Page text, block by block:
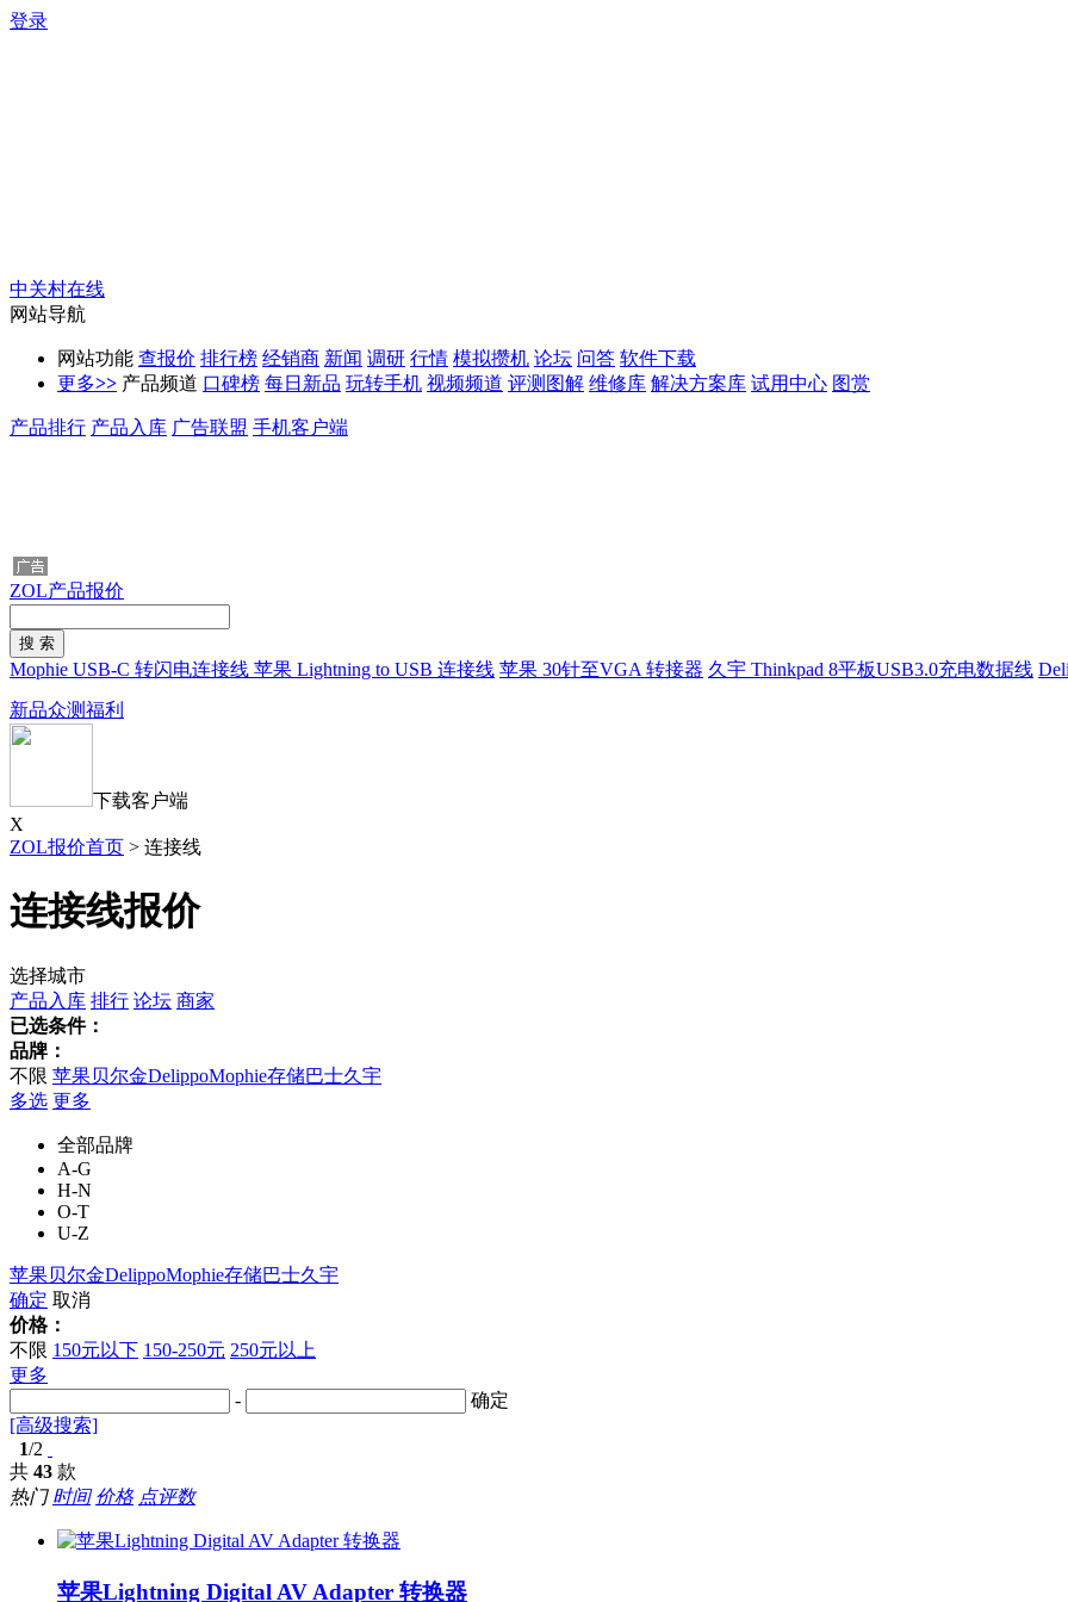
登录
中关村在线
网站导航
网站功能 查报价 排行榜 经销商 新闻 调研 行情 模拟攒机 论坛 问答 软件下载
更多>> 产品频道 口碑榜 每日新品 玩转手机 视频频道 评测图解 维修库 解决方案库 试用中心 图赏
产品排行 产品入库 广告联盟 手机客户端
ZOL产品报价
Mophie USB-C 转闪电连接线 苹果 Lightning to USB 连接线 苹果 30针至VGA 转接器 久宇 Thinkpad 8平板USB3.0充电数据线
新品众测福利
下载客户端
X
ZOL报价首页 > 连接线
连接线报价
选择城市
产品入库 排行 论坛 商家
已选条件：
品牌：
不限 苹果贝尔金DelippoMophie存储巴士久宇
多选 更多
全部品牌
A-G
H-N
O-T
U-Z
苹果贝尔金DelippoMophie存储巴士久宇
确定 取消
价格：
不限 150元以下 150-250元 250元以上
更多
-
确定
[高级搜索]
1/2
共 43 款
热门 时间 价格 点评数
苹果Lightning Digital AV Adapter 转换器